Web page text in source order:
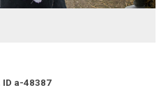
a-48387